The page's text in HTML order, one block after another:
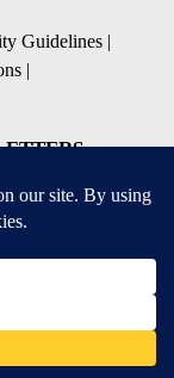
Guidelines |
|